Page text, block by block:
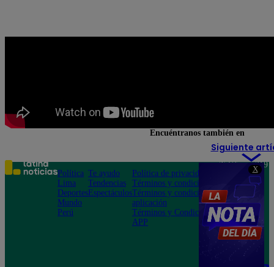
X
Siguiente
Encuéntranos también en
Política
Lima
Deportes
Mundo
Perú
Te ayudo
Tendencias
Espectáculos
Política de privacidad
Términos y condiciones
Términos y condiciones
aplicación
Términos y Condiciones
APP
Teléfono: 219
Av. San
Felipe 968
Jesús María